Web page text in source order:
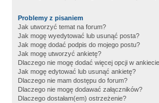
Problemy z pisaniem
Jak utworzyć temat na forum?
Jak mogę wyedytować lub usunąć posta?
Jak mogę dodać podpis do mojego postu?
Jak mogę utworzyć ankietę?
Dlaczego nie mogę dodać więcej opcji w
Jak mogę edytować lub usunąć ankietę?
Dlaczego nie mam dostępu do forum?
Dlaczego nie mogę dodawać załączników?
Dlaczego dostałam(em) ostrzeżenie?